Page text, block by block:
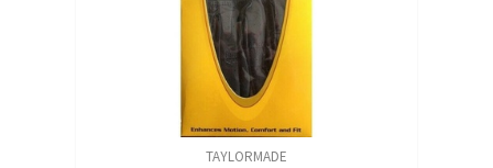
TAYLORMADE